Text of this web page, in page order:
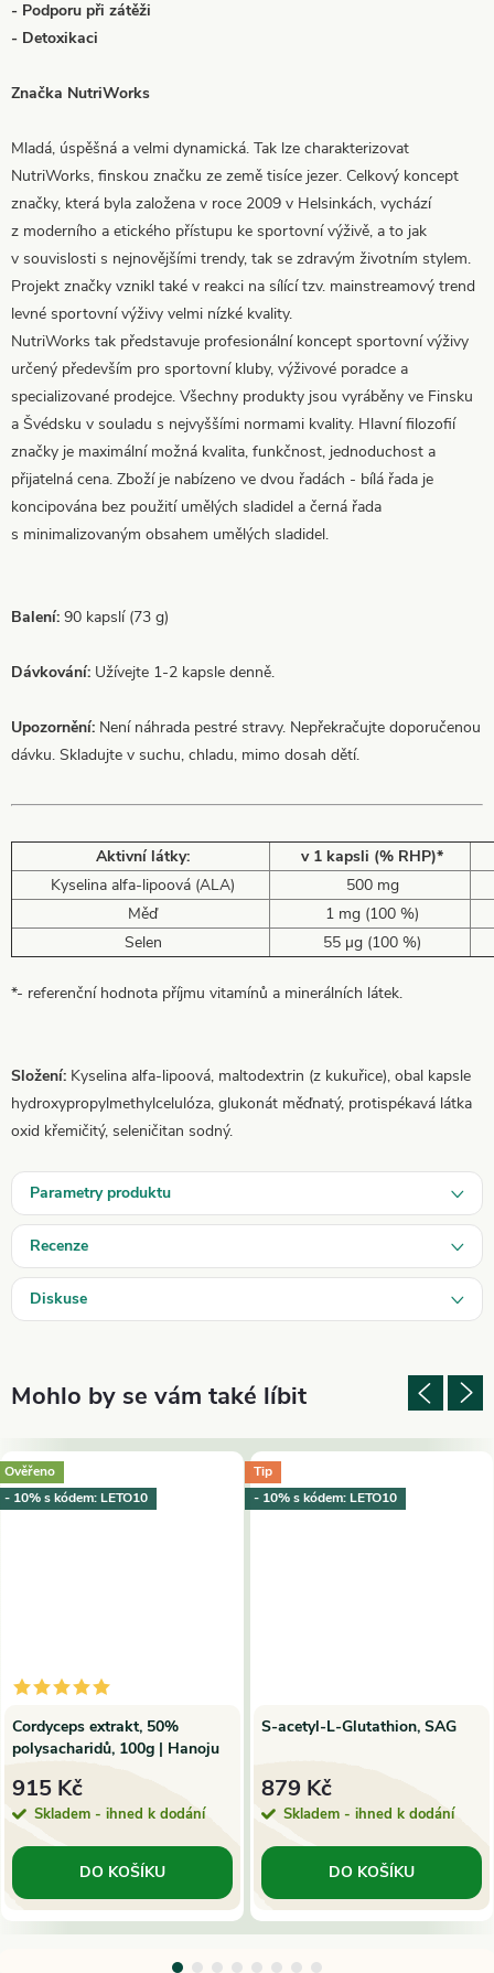
- Podporu při zátěži
- Detoxikaci
Značka NutriWorks
Mladá, úspěšná a velmi dynamická. Tak lze charakterizovat
NutriWorks, finskou značku ze země tisíce jezer. Celkový koncept
značky, která byla založena v roce 2009 v Helsinkách, vychází
z moderního a etického přístupu ke sportovní výživě, a to jak
v souvislosti s nejnovějšími trendy, tak se zdravým životním stylem.
Projekt značky vznikl také v reakci na sílící tzv. mainstreamový trend
levné sportovní výživy velmi nízké kvality.
NutriWorks tak představuje profesionální koncept sportovní výživy
určený především pro sportovní kluby, výživové poradce a
specializované prodejce. Všechny produkty jsou vyráběny ve Finsku
a Švédsku v souladu s nejvyššími normami kvality. Hlavní filozofií
značky je maximální možná kvalita, funkčnost, jednoduchost a
přijatelná cena. Zboží je nabízeno ve dvou řadách - bílá řada je
koncipována bez použití umělých sladidel a černá řada
s minimalizovaným obsahem umělých sladidel.
Balení: 90 kapslí (73 g)
Dávkování: Užívejte 1-2 kapsle denně.
Upozornění: Není náhrada pestré stravy. Nepřekračujte doporučenou
dávku. Skladujte v suchu, chladu, mimo dosah dětí.
Aktivní látky:
v 1 kapsli (% RHP)*
Kyselina alfa-lipoová (ALA)
500 mg
Měď
1 mg (100 %)
Selen
55 µg (100 %)
*- referenční hodnota příjmu vitamínů a minerálních látek.
Složení: Kyselina alfa-lipoová, maltodextrin (z kukuřice), obal kapsle
hydroxypropylmethylcelulóza, glukonát měďnatý, protispékavá látka
oxid křemičitý, seleničitan sodný.
Parametry produktu
Recenze
Diskuse
Ověřeno
- 10% s kódem: LETO10
Cordyceps extrakt, 50%
polysacharidů, 100g | Hanoju
915 Kč
Skladem - ihned k dodání
DO KOŠÍKU
Tip
- 10% s kódem: LETO10
S-acetyl-L-Glutathion, SAG
879 Kč
Skladem - ihned k dodání
DO KOŠÍKU